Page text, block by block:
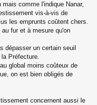
comme l'indique Nanar,
vis-à-vis de
les emprunts coûtent chers.
fur et à mesure qu'on
dépasser un certain seuil
Préfecture.
global moins coûteux de
on est bien obligés de
concernent aussi le